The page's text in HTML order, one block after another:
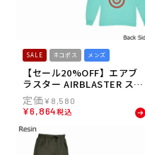
SALE ネコポス メンズ
【セール20%OFF】エアブ
ラスター AIRBLASTER スノ
ボー スノボ スノーボード ウ
ェア 長袖 Tシャツ ロンT CL
ASSIC BLASTER LST AB26
MPRT-1239 メンズ 男性 25-
¥ 8,580
¥6,864税込